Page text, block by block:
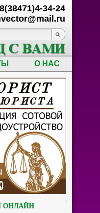
8(38471)4-34-24
О НАС
ОНЛАЙН